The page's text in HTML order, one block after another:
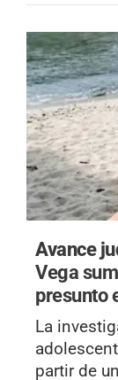
Avance
Vega
presunto
La
partir de